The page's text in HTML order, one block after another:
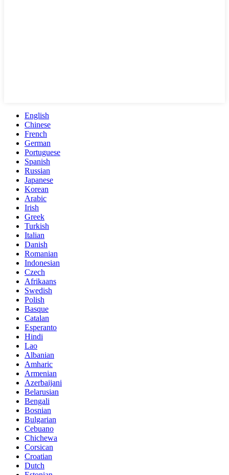
English
Chinese
French
German
Portuguese
Spanish
Russian
Japanese
Korean
Arabic
Irish
Greek
Turkish
Italian
Danish
Romanian
Indonesian
Czech
Afrikaans
Swedish
Polish
Basque
Catalan
Esperanto
Hindi
Lao
Albanian
Amharic
Armenian
Azerbaijani
Belarusian
Bengali
Bosnian
Bulgarian
Cebuano
Chichewa
Corsican
Croatian
Dutch